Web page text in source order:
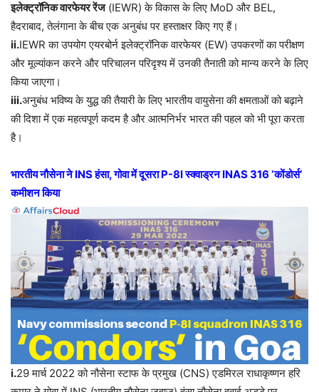
इलेक्ट्रॉनिक वारफेयर रेंज(IEWR) के विकास के लिए MoD और BEL,
हैदराबाद, तेलंगाना के बीच एक अनुबंध पर हस्ताक्षर किए गए हैं।
ii.IEWR का उपयोग एयरबोर्न इलेक्ट्रॉनिक वारफेयर (EW) उपकरणों का परीक्षण
और मूल्यांकन करने और परिचालन परिदृश्य में उनकी तैनाती को मान्य करने के लिए
किया जाएगा।
iii.अनुबंध भविष्य के युद्ध की तैयारी के लिए भारतीय वायुसेना की क्षमताओं को बढ़ाने
की दिशा में एक महत्वपूर्ण कदम है और आत्मनिर्भर भारत की पहल को भी पूरा करता
है।
भारतीय नौसेना ने INS हंसा, गोवा में दूसरा P-8I स्क्वाड्रन INAS 316 ‘कोंडोर्स’
कमीशन किया
i.29 मार्च 2022 को नौसेना स्टाफ के प्रमुख (CNS) एडमिरल राधाकृष्णन हरि